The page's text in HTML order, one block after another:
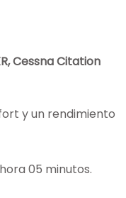
Cessna Citation
y un rendimiento
05 minutos.